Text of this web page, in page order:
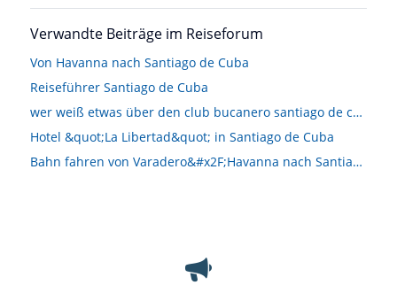
Verwandte Beiträge im Reiseforum
Von Havanna nach Santiago de Cuba
Reiseführer Santiago de Cuba
wer weiß etwas über den club bucanero santiago de cuba
Hotel &quot;La Libertad&quot; in Santiago de Cuba
Bahn fahren von Varadero&#x2F;Havanna nach Santiago de Cuba